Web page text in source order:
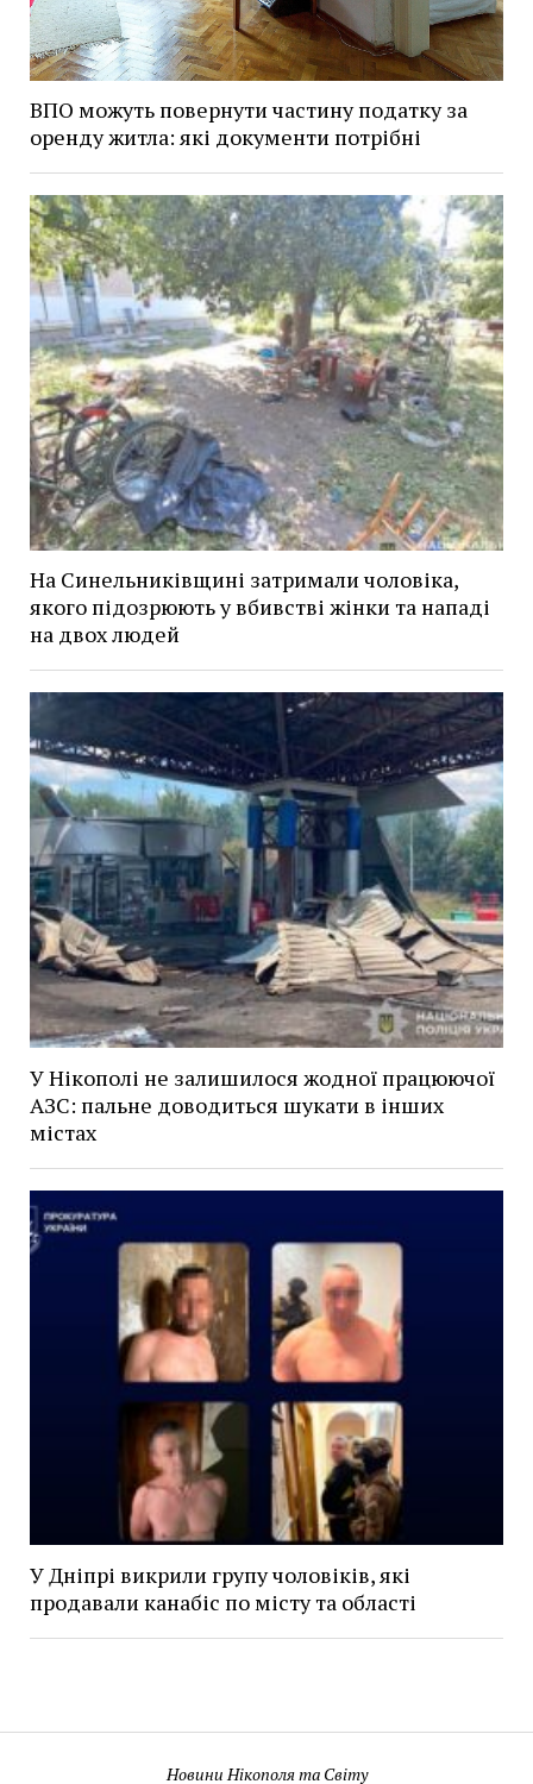
ВПО можуть повернути частину податку за
оренду житла: які документи потрібні
На Синельниківщині затримали чоловіка,
якого підозрюють у вбивстві жінки та нападі
на двох людей
У Нікополі не залишилося жодної працюючої
АЗС: пальне доводиться шукати в інших
містах
У Дніпрі викрили групу чоловіків, які
продавали канабіс по місту та області
Новини Нікополя та Світу